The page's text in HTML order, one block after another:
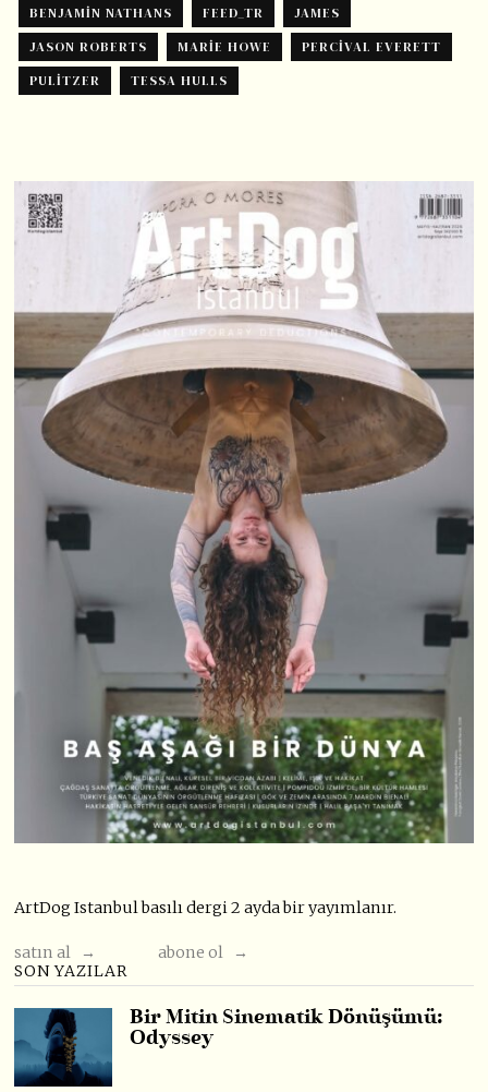
BENJAMIN NATHANS FEED_TR
JAMES
JASON ROBERTS
MARIE HOWE
PERCIVAL EVERETT
PULITZER
TESSA HULLS
ArtDog Istanbul basılı dergi 2 ayda bir yayımlanır.
satın al →
abone ol →
SON YAZILAR
Bir Mitin Sinematik Dönüşümü:
Odyssey